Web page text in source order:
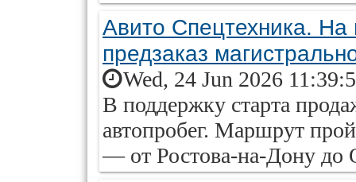
Авито Спецтехника.
предзаказ
Wed, 24 Jun 2026
В поддержку старта
автопробег. Маршрут
— от Ростова-на-Дону до